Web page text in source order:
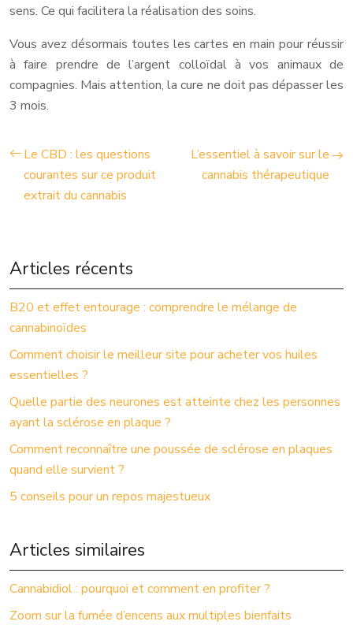
sens. Ce qui facilitera la réalisation des soins.
Vous avez désormais toutes les cartes en main pour réussir
à faire prendre de l’argent colloïdal à vos animaux de
compagnies. Mais attention, la cure ne doit pas dépasser les
3 mois.
Le CBD : les questions
courantes sur ce produit
extrait du cannabis
L’essentiel à savoir sur le
cannabis thérapeutique
Articles récents
B20 et effet entourage : comprendre le mélange de
cannabinoïdes
Comment choisir le meilleur site pour acheter vos huiles
essentielles ?
Quelle partie des neurones est atteinte chez les personnes
ayant la sclérose en plaque ?
Comment reconnaître une poussée de sclérose en plaques
quand elle survient ?
5 conseils pour un repos majestueux
Articles similaires
Cannabidiol : pourquoi et comment en profiter ?
Zoom sur la fumée d’encens aux multiples bienfaits